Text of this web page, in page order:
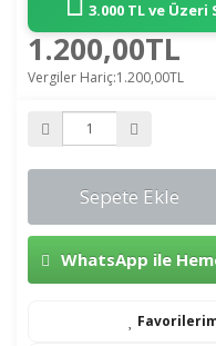
3.000 TL ve
1.200,00TL
Vergiler Hariç:1.200,00TL
Sepete Ekle
WhatsApp ile